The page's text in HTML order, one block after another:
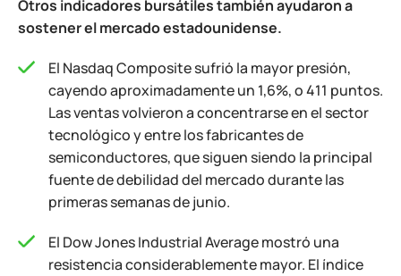
Otros indicadores bursátiles también ayudaron a
sostener el mercado estadounidense.
El Nasdaq Composite sufrió la mayor presión,
cayendo aproximadamente un 1,6%, o 411 puntos.
Las ventas volvieron a concentrarse en el sector
tecnológico y entre los fabricantes de
semiconductores, que siguen siendo la principal
fuente de debilidad del mercado durante las
primeras semanas de junio.
El Dow Jones Industrial Average mostró una
resistencia considerablemente mayor. El índice